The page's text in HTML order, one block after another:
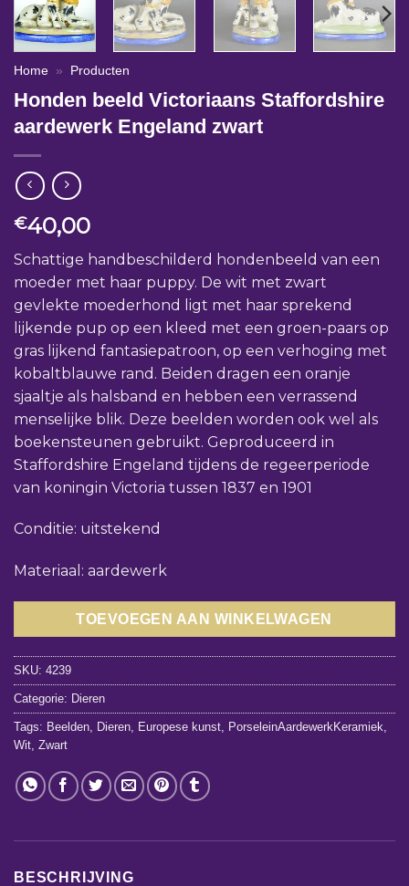
Home » Producten
Honden beeld Victoriaans Staffordshire
aardewerk Engeland zwart
€40,00
Schattige handbeschilderd hondenbeeld van een
moeder met haar puppy. De wit met zwart
gevlekte moederhond ligt met haar sprekend
lijkende pup op een kleed met een groen-paars op
gras lijkend fantasiepatroon, op een verhoging met
kobaltblauwe rand. Beiden dragen een oranje
sjaaltje als halsband en hebben een verrassend
menselijke blik. Deze beelden worden ook wel als
boekensteunen gebruikt. Geproduceerd in
Staffordshire Engeland tijdens de regeerperiode
van koningin Victoria tussen 1837 en 1901
Conditie: uitstekend
Materiaal: aardewerk
TOEVOEGEN AAN WINKELWAGEN
SKU: 4239
Categorie: Dieren
Tags: Beelden Dieren Europese kunst PorseleinAardewerkKeramiek
Wit Zwart
BESCHRIJVING